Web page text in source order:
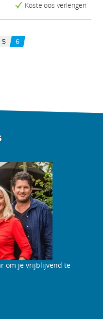
Kosteloos verlengen
5 6
om je vrijblijvend te